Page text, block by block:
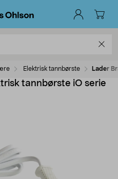
Elektrisk tannbørste Lader
tannbørste iO serie